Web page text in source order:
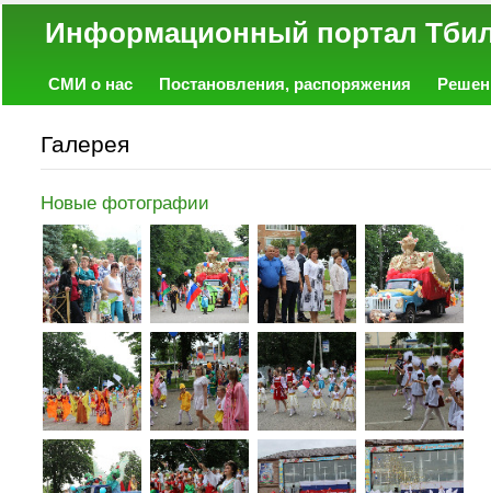
Информационный
СМИ о нас Постановления, распоряжения
Галерея
Новые фотографии